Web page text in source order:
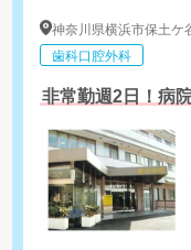
神奈川県横浜市保土ケ
歯科口腔外科
非常勤週2日！病